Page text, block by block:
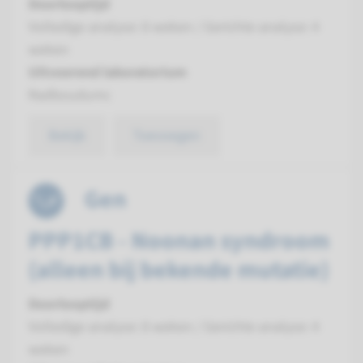
Gen
PPP1CB - Noonan syndroom
(alleen bij bekende mutatie)